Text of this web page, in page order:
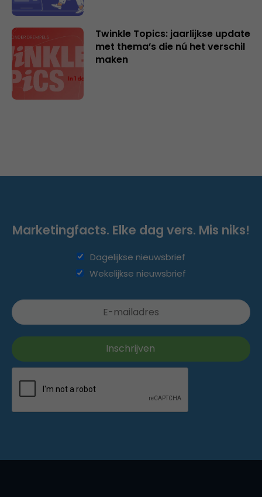
Twinkle Topics: jaarlijkse update
met thema’s die nú het verschil
maken
Marketingfacts. Elke dag vers. Mis niks!
Dagelijkse nieuwsbrief
Wekelijkse nieuwsbrief